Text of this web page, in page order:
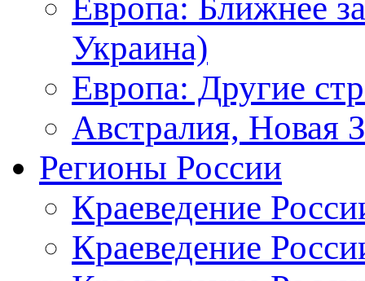
Украина)
Европа: Другие
Австралия, Новая
Регионы России
Краеведение
Краеведение